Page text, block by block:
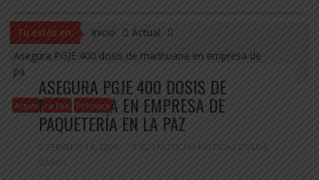
Tu estás en: Inicio
Actual
Asegura PGJE 400 dosis de marihuana en empresa de
paquetería en La Paz
Actual La Paz Policiaca
ASEGURA PGJE 400 DOSIS DE
MARIHUANA EN EMPRESA DE
PAQUETERÍA EN LA PAZ
FEBRERO 18, 2026
624 NOTICIAS NOTICIAS DE LOS
CABOS